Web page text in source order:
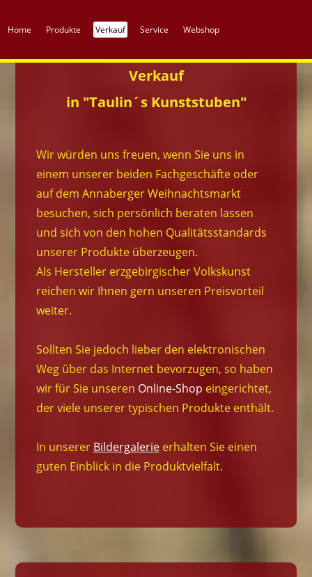
Home Produkte Verkauf Service Webshop
Verkauf
in "Taulin´s Kunststuben"
Wir würden uns freuen, wenn Sie uns in
einem unserer beiden Fachgeschäfte oder
auf dem Annaberger Weihnachtsmarkt
besuchen, sich persönlich beraten lassen
und sich von den hohen Qualitätsstandards
unserer Produkte überzeugen.
Als Hersteller erzgebirgischer Volkskunst
reichen wir Ihnen gern unseren Preisvorteil
weiter.
Sollten Sie jedoch lieber den elektronischen
Weg über das Internet bevorzugen, so haben
wir für Sie unseren Online-Shop eingerichtet,
der viele unserer typischen Produkte enthält.
In unserer Bildergalerieerhalten Sie einen
guten Einblick in die Produktvielfalt.